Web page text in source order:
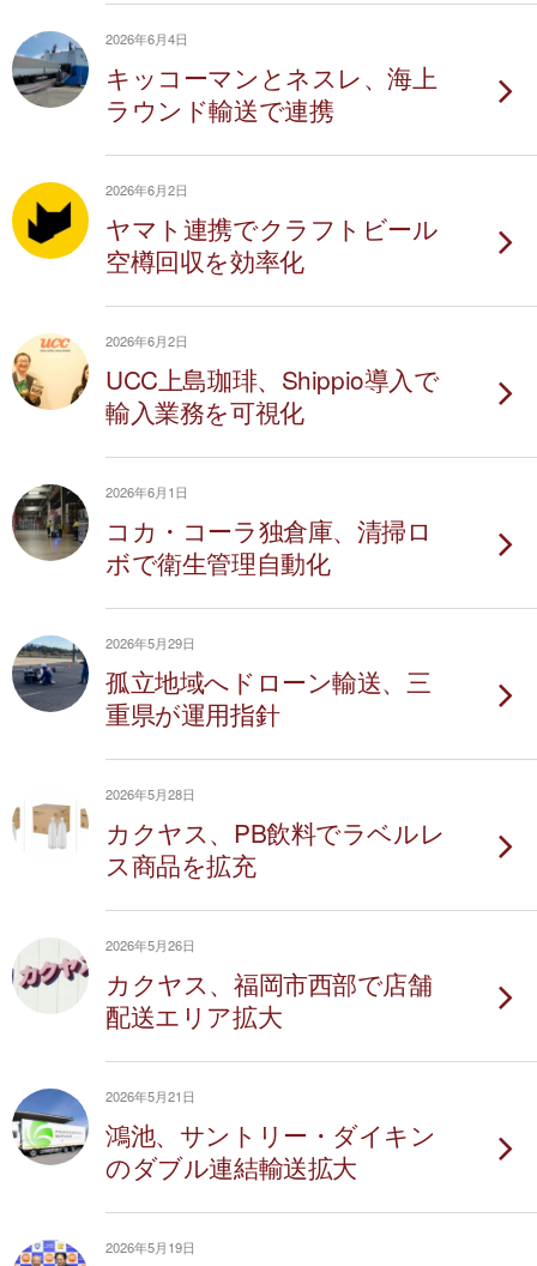
2026年6月4日
キッコーマンとネスレ、海上
ラウンド輸送で連携
2026年6月2日
ヤマト連携でクラフトビール
空樽回収を効率化
2026年6月2日
UCC上島珈琲、Shippio導入で
輸入業務を可視化
2026年6月1日
コカ・コーラ独倉庫、清掃ロ
ボで衛生管理自動化
2026年5月29日
孤立地域へドローン輸送、三
重県が運用指針
2026年5月28日
カクヤス、PB飲料でラベルレ
ス商品を拡充
2026年5月26日
カクヤス、福岡市西部で店舗
配送エリア拡大
2026年5月21日
鴻池、サントリー・ダイキン
のダブル連結輸送拡大
2026年5月19日